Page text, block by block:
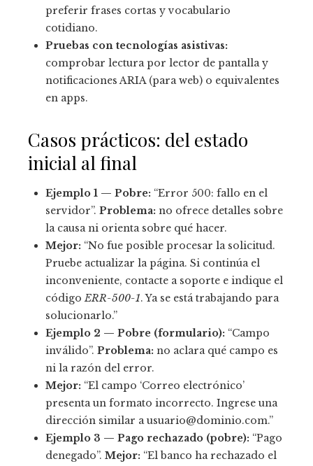
preferir frases cortas y vocabulario
cotidiano.
Pruebas con tecnologías asistivas:
comprobar lectura por lector de pantalla y
notificaciones ARIA (para web) o equivalentes
en apps.
Casos prácticos: del estado
inicial al final
Ejemplo 1 — Pobre: “Error 500: fallo en el
servidor”. Problema: no ofrece detalles sobre
la causa ni orienta sobre qué hacer.
Mejor: “No fue posible procesar la solicitud.
Pruebe actualizar la página. Si continúa el
inconveniente, contacte a soporte e indique el
códigoERR-500-1. Ya se está trabajando para
solucionarlo.”
Ejemplo 2 — Pobre (formulario): “Campo
inválido”. Problema: no aclara qué campo es
ni la razón del error.
Mejor: “El campo ‘Correo electrónico’
presenta un formato incorrecto. Ingrese una
dirección similar a usuario@dominio.com.”
Ejemplo 3 — Pago rechazado (pobre): “Pago
denegado”. Mejor: “El banco ha rechazado el